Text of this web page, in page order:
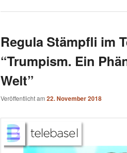
Regula Stämpfli im
“Trumpism. Ein
Welt”
Veröffentlicht am 22. November 2018